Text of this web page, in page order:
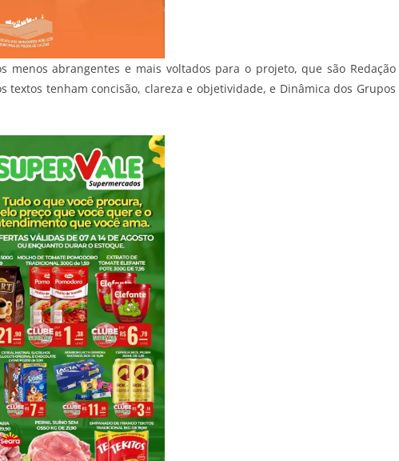
menos abrangentes e mais voltados para o projeto, que são Redação
textos tenham concisão, clareza e objetividade, e Dinâmica dos